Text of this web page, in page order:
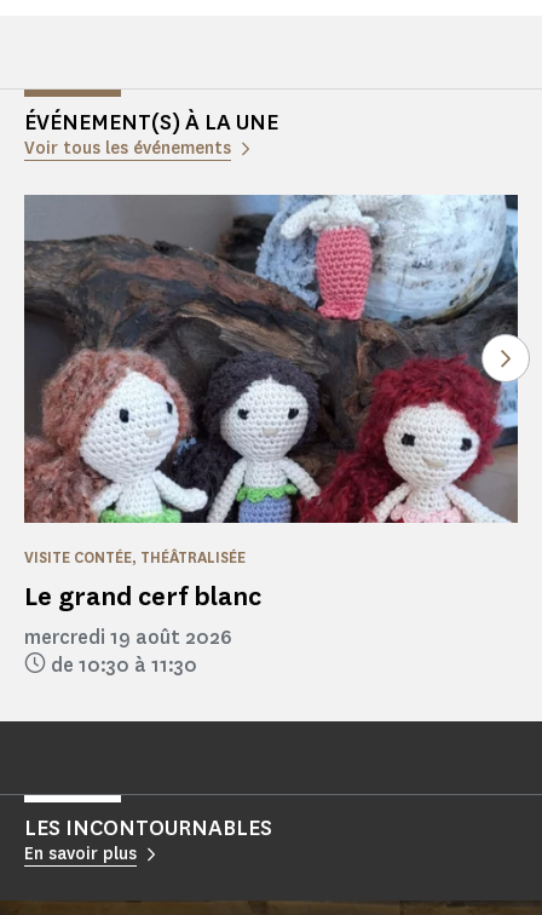
ÉVÉNEMENT(S) À LA UNE
Voir tous les événements
Le grand cerf blanc
VISITE CONTÉE, THÉÂTRALISÉE
mercredi 19 août 2026
de 10:30 à 11:30
LES INCONTOURNABLES
En savoir plus